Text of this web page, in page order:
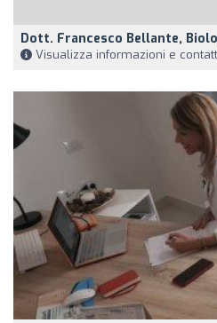
Dott. Francesco Bellante,
Visualizza informazioni e